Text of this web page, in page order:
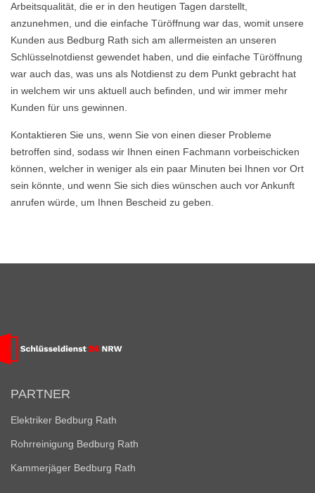
Arbeitsqualität, die er in den heutigen Tagen darstellt,
anzunehmen, und die einfache Türöffnung war das, womit unsere
Kunden aus Bedburg Rath sich am allermeisten an unseren
Schlüsselnotdienst gewendet haben, und die einfache Türöffnung
war auch das, was uns als Notdienst zu dem Punkt gebracht hat
in welchem wir uns aktuell auch befinden, und wir immer mehr
Kunden für uns gewinnen.
Kontaktieren Sie uns, wenn Sie von einen dieser Probleme
betroffen sind, sodass wir Ihnen einen Fachmann vorbeischicken
können, welcher in weniger als ein paar Minuten bei Ihnen vor Ort
sein könnte, und wenn Sie sich dies wünschen auch vor Ankunft
anrufen würde, um Ihnen Bescheid zu geben.
PARTNER
Elektriker Bedburg Rath
Rohrreinigung Bedburg Rath
Kammerjäger Bedburg Rath